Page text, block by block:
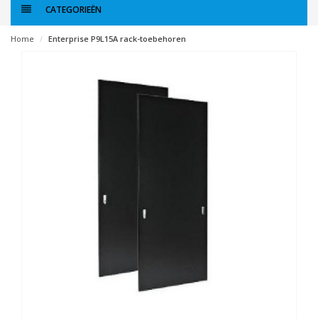
CATEGORIEËN
Home Enterprise P9L15A rack-toebehoren